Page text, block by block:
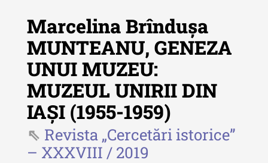
Revista "Cercetări istorice"
Revista "Cercetări istorice" - XLIV
- 2025
Revista "Cercetări istorice" - XLIII
- 2024
Marcelina Brîndușa
MUNTEANU, GENEZA
UNUI MUZEU:
MUZEUL UNIRII DIN
IAȘI (1955-1959)
Revista „Cercetări istorice”
– XXXVIII / 2019